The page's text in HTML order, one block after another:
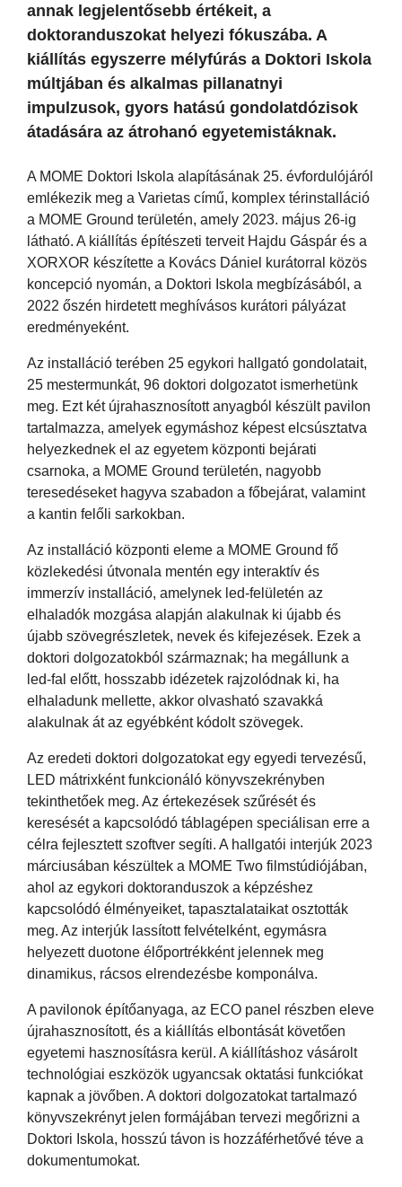
annak legjelentősebb értékeit, a
doktoranduszokat helyezi fókuszába. A
kiállítás egyszerre mélyfúrás a Doktori Iskola
múltjában és alkalmas pillanatnyi
impulzusok, gyors hatású gondolatdózisok
átadására az átrohanó egyetemistáknak.
A MOME Doktori Iskola alapításának 25. évfordulójáról
emlékezik meg a Varietas című, komplex térinstalláció
a MOME Ground területén, amely 2023. május 26-ig
látható. A kiállítás építészeti terveit Hajdu Gáspár és a
XORXOR készítette a Kovács Dániel kurátorral közös
koncepció nyomán, a Doktori Iskola megbízásából, a
2022 őszén hirdetett meghívásos kurátori pályázat
eredményeként.
Az installáció terében 25 egykori hallgató gondolatait,
25 mestermunkát, 96 doktori dolgozatot ismerhetünk
meg. Ezt két újrahasznosított anyagból készült pavilon
tartalmazza, amelyek egymáshoz képest elcsúsztatva
helyezkednek el az egyetem központi bejárati
csarnoka, a MOME Ground területén, nagyobb
teresedéseket hagyva szabadon a főbejárat, valamint
a kantin felőli sarkokban.
Az installáció központi eleme a MOME Ground fő
közlekedési útvonala mentén egy interaktív és
immerzív installáció, amelynek led-felületén az
elhaladók mozgása alapján alakulnak ki újabb és
újabb szövegrészletek, nevek és kifejezések. Ezek a
doktori dolgozatokból származnak; ha megállunk a
led-fal előtt, hosszabb idézetek rajzolódnak ki, ha
elhaladunk mellette, akkor olvasható szavakká
alakulnak át az egyébként kódolt szövegek.
Az eredeti doktori dolgozatokat egy egyedi tervezésű,
LED mátrixként funkcionáló könyvszekrényben
tekinthetőek meg. Az értekezések szűrését és
keresését a kapcsolódó táblagépen speciálisan erre a
célra fejlesztett szoftver segíti. A hallgatói interjúk 2023
márciusában készültek a MOME Two filmstúdiójában,
ahol az egykori doktoranduszok a képzéshez
kapcsolódó élményeiket, tapasztalataikat osztották
meg. Az interjúk lassított felvételként, egymásra
helyezett duotone élőportrékként jelennek meg
dinamikus, rácsos elrendezésbe komponálva.
A pavilonok építőanyaga, az ECO panel részben eleve
újrahasznosított, és a kiállítás elbontását követően
egyetemi hasznosításra kerül. A kiállításhoz vásárolt
technológiai eszközök ugyancsak oktatási funkciókat
kapnak a jövőben. A doktori dolgozatokat tartalmazó
könyvszekrényt jelen formájában tervezi megőrizni a
Doktori Iskola, hosszú távon is hozzáférhetővé téve a
dokumentumokat.